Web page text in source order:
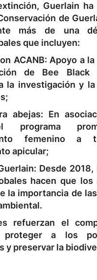
Guerlain
de
más de una
que incluyen:
ACANB: Apoyo a
de Bee
la investigación y
abejas: En
programa
femenino a
apicular;
Desde
hacen que los
la importancia de
refuerzan el
a los
y preservar la